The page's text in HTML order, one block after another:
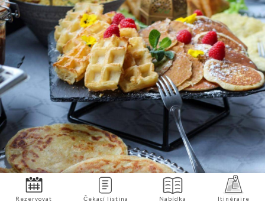
Rezervovat Čekací listina Nabídka Itinéraire